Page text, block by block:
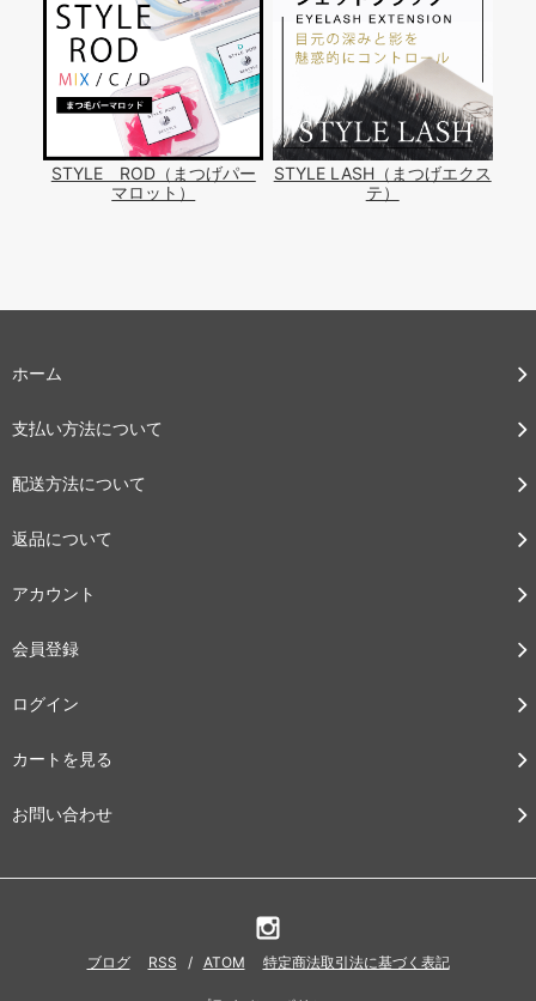
STYLE ROD（まつげパー
マロット）
STYLE LASH（まつげエクス
テ）
ホーム
支払い方法について
配送方法について
返品について
アカウント
会員登録
ログイン
カートを見る
お問い合わせ
ブログ RSS / ATOM 特定商法取引法に基づく表記